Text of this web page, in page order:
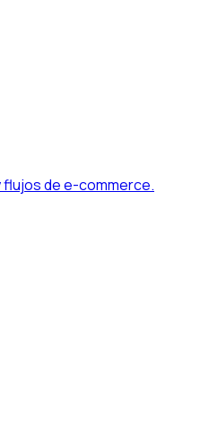
de e-commerce.